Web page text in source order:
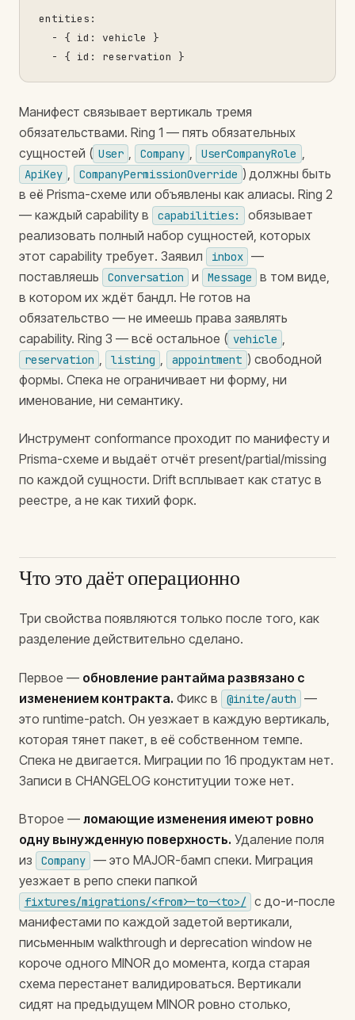
entities:
-
{ id: vehicle
}
-
{ id: reservation
Манифест связывает вертикаль тремя
обязательствами. Ring 1 — пять обязательных
сущностей ( User Company UserCompanyRole
ApiKey CompanyPermissionOverride ) должны быть
в её Prisma-схеме или объявлены как алиасы. Ring 2
— каждый capability в
capabilities:
обязывает
реализовать полный набор сущностей, которых
этот capability требует. Заявил
inbox —
поставляешь
Conversation и Message
в том виде,
в котором их ждёт бандл. Не готов на
обязательство — не имеешь права заявлять
capability. Ring 3 — всё остальное ( vehicle
reservation listing appointment ) свободной
формы. Спека не ограничивает ни форму, ни
именование, ни семантику.
Инструмент conformance проходит по манифесту и
Prisma-схеме и выдаёт отчёт present/partial/missing
по каждой сущности. Drift всплывает как статус в
реестре, а не как тихий форк.
Что это даёт операционно
Три свойства появляются только после того, как
разделение действительно сделано.
Первое — обновление рантайма развязано с
изменением контракта. Фикс в @inite/auth
—
это runtime-patch. Он уезжает в каждую вертикаль,
которая тянет пакет, в её собственном темпе.
Спека не двигается. Миграции по 16 продуктам нет.
Записи в CHANGELOG конституции тоже нет.
Второе — ломающие изменения имеют ровно
одну вынужденную поверхность. Удаление поля
из
Company — это MAJOR-бамп спеки. Миграция
уезжает в репо спеки папкой
fixtures/migrations/<from>-to-<to>/ с до-и-после
манифестами по каждой задетой вертикали,
письменным walkthrough и deprecation window не
короче одного MINOR до момента, когда старая
схема перестанет валидироваться. Вертикали
сидят на предыдущем MINOR ровно столько,